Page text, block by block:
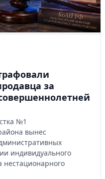
за
№1
вынес
индивидуального